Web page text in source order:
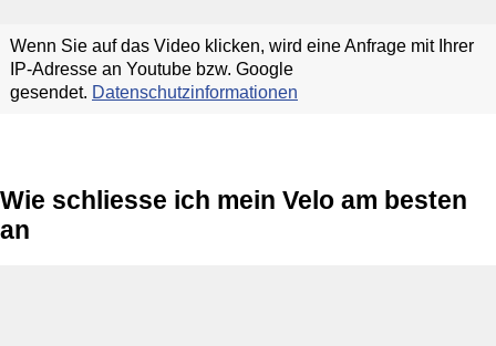
Wenn Sie auf das Video klicken, wird eine Anfrage mit Ihrer
IP-Adresse an Youtube bzw. Google
gesendet. Datenschutzinformationen
Wie schliesse ich mein Velo am besten
an